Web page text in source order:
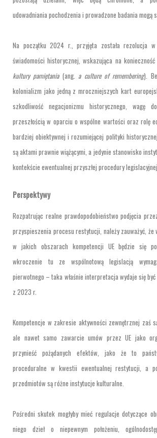
udowadniania pochodzenia i prowadzone badania mogą
Na początku 2024 r., przyjęta została rezolucja
świadomości historycznej, wskazująca na
kultury pamiętania(ang.a culture of remembering).
kolonializm jako jedną z mroczniejszych kart
szkodliwość negacjonizmu historycznego, wagę
przeszłością w oparciu o wspólne wartości oraz rolę
bardziej obiektywnej i rozumiejącej polityki
są aktami prawnie wiążącymi, a jedynie stanowisko
kontekście ewentualnej przyszłej procedury legislacyjnej.
Perspektywy
Rozpatrując realne prawdopodobieństwo podjęcia
przyspieszenia procesu restytucji, należy zauważyć, że
w jakich obszarach kompetencji UE będzie się
wkroczenie tu ze wspólnotową legislacją
pierwotnego – taka właśnie interpretacja wydaje się
z 2023 r.
Kompetencje w zakresie aktywności zewnętrznej zaś
ale nawet samo zawarcie umów przez UE jako
przynieść pożądanych efektów, jako że to
proceduralne w kwestii ewentualnej restytucji, a
przedmiotów są różne instytucje kulturalne.
Pośredni skutek mogłyby mieć regulacje dotyczące
niego dzieł o niepewnym położeniu,